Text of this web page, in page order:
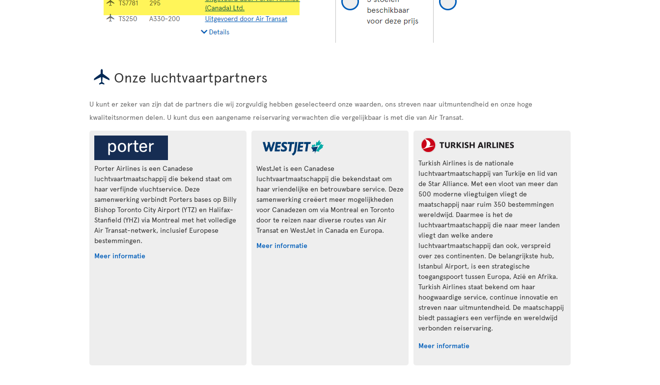
Onze luchtvaartpartners
U kunt er zeker van zijn dat de partners die wij zorgvuldig hebben geselecteerd onze waarden, ons streven naar uitmuntendheid en onze hoge
kwaliteitsnormen delen. U kunt dus een aangename reiservaring verwachten die vergelijkbaar is met die van Air Transat.
Porter Airlines is een Canadese
luchtvaartmaatschappij die bekend staat om
haar verfijnde vluchtservice. Deze
samenwerking verbindt Porters bases op Billy
Bishop Toronto City Airport (YTZ) en Halifax-
Stanfield (YHZ) via Montreal met het volledige
Air Transat-netwerk, inclusief Europese
bestemmingen.
Meer informatie
WestJet is een Canadese
luchtvaartmaatschappij die bekendstaat om
haar vriendelijke en betrouwbare service. Deze
samenwerking creëert meer mogelijkheden
voor Canadezen om via Montreal en Toronto
door te reizen naar diverse routes van Air
Transat en WestJet in Canada en Europa.
Meer informatie
Turkish Airlines is de nationale
luchtvaartmaatschappij van Turkije en lid van
de Star Alliance. Met een vloot van meer dan
500 moderne vliegtuigen vliegt de
maatschappij naar ruim 350 bestemmingen
wereldwijd. Daarmee is het de
luchtvaartmaatschappij die naar meer landen
vliegt dan welke andere
luchtvaartmaatschappij dan ook, verspreid
over zes continenten. De belangrijkste hub,
Istanbul Airport, is een strategische
toegangspoort tussen Europa, Azië en Afrika.
Turkish Airlines staat bekend om haar
hoogwaardige service, continue innovatie en
streven naar uitmuntendheid. De maatschappij
biedt passagiers een verfijnde en wereldwijd
verbonden reiservaring.
Meer informatie